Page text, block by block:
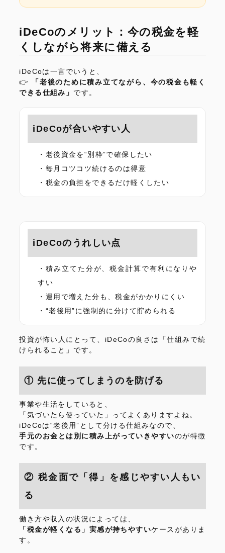
iDeCoのメリット：今の税金を軽
くしながら将来に備える
iDeCoは一言でいうと、
👉
「老後のために積み立てながら、今の税金も軽く
できる仕組み」 です。
iDeCoが合いやすい人
老後資金を“別枠”で確保したい
毎月コツコツ続けるのは得意
税金の負担をできるだけ軽くしたい
iDeCoのうれしい点
積み立てた分が、税金計算で有利になりや
すい
運用で増えた分も、税金がかかりにくい
“老後用”に強制的に分けて貯められる
投資が怖い人にとって、iDeCoの良さは「仕組みで続
けられること」です。
① 先に使ってしまうのを防げる
事業や生活をしていると、
「気づいたら使っていた」ってよくありますよね。
iDeCoは“老後用”として分ける仕組みなので、
手元のお金とは別に積み上がっていきやすいのが特徴
です。
② 税金面で「得」を感じやすい人もい
る
働き方や収入の状況によっては、
「税金が軽くなる」実感が持ちやすいケースがありま
す。